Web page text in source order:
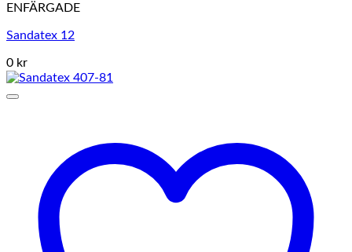
ENFÄRGADE
Sandatex 12
0 kr